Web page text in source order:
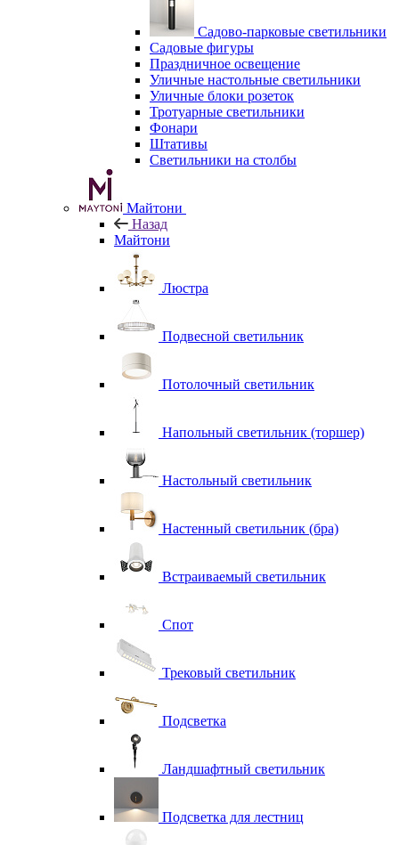
Садово-парковые светильники
Садовые фигуры
Праздничное освещение
Уличные настольные светильники
Уличные блоки розеток
Тротуарные светильники
Фонари
Штативы
Светильники на столбы
Майтони
Назад
Майтони
Люстра
Подвесной светильник
Потолочный светильник
Напольный светильник (торшер)
Настольный светильник
Настенный светильник (бра)
Встраиваемый светильник
Спот
Трековый светильник
Подсветка
Ландшафтный светильник
Подсветка для лестниц